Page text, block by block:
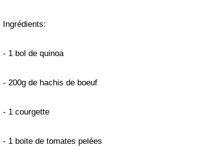
Ingrédients:
- 1 bol de quinoa
- 200g de hachis de boeuf
- 1 courgette
- 1 boite de tomates pelées